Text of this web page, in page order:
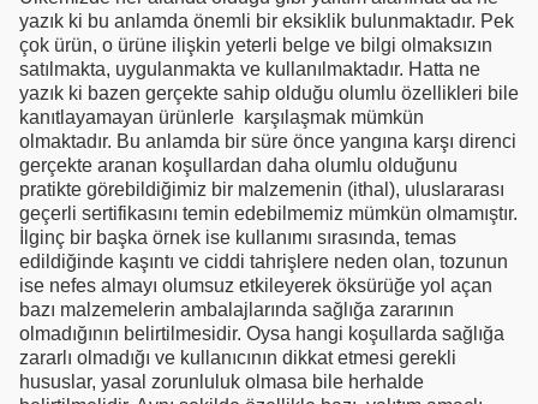
yazık ki bu anlamda önemli bir eksiklik bulunmaktadır. Pek
çok ürün, o ürüne ilişkin yeterli belge ve bilgi olmaksızın
satılmakta, uygulanmakta ve kullanılmaktadır. Hatta ne
yazık ki bazen gerçekte sahip olduğu olumlu özellikleri bile
kanıtlayamayan ürünlerle karşılaşmak mümkün
olmaktadır. Bu anlamda bir süre önce yangına karşı direnci
gerçekte aranan koşullardan daha olumlu olduğunu
pratikte görebildiğimiz bir malzemenin (ithal), uluslararası
geçerli sertifikasını temin edebilmemiz mümkün olmamıştır.
İlginç bir başka örnek ise kullanımı sırasında, temas
edildiğinde kaşıntı ve ciddi tahrişlere neden olan, tozunun
ise nefes almayı olumsuz etkileyerek öksürüğe yol açan
bazı malzemelerin ambalajlarında sağlığa zararının
olmadığının belirtilmesidir. Oysa hangi koşullarda sağlığa
zararlı olmadığı ve kullanıcının dikkat etmesi gerekli
hususlar, yasal zorunluluk olmasa bile herhalde